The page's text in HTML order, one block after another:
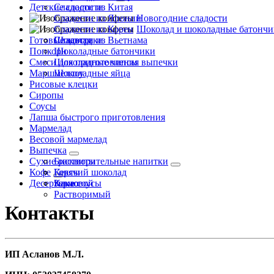
Сладости из Китая
Сладости из Японии
Сладости из Кореи
Сладости из Вьетнама
Детские сладости
Новогодние сладости
Шоколад и шоколадные
Шоколад
Шоколадные батончики
Шоколадные чипсы
Шоколадные яйца
Готовые завтраки
Попкорн
Смеси для приготовления выпечки
Маршмеллоу
Рисовые клецки
Сиропы
Соусы
Лапша быстрого приготовления
Мармелад
Весовой мармелад
Выпечка
Бисквиты
Кексы
Сухие растворительные напитки
Горячий шоколад
Какао
Кофе
Зерновой
Растворимый
Десертные соусы
Контакты
ИП Асланов М.Л.